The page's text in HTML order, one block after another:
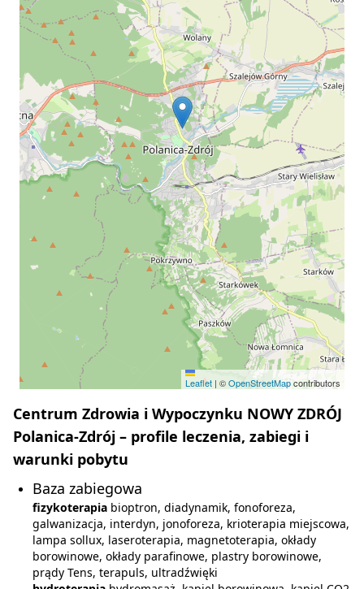
Leaflet | ©OpenStreetMapcontributors
Centrum Zdrowia i Wypoczynku NOWY ZDRÓJ
Polanica-Zdrój – profile leczenia, zabiegi i
warunki pobytu
Baza zabiegowa
fizykoterapia bioptron, diadynamik, fonoforeza,
galwanizacja, interdyn, jonoforeza, krioterapia miejscowa,
lampa sollux, laseroterapia, magnetoterapia, okłady
borowinowe, okłady parafinowe, plastry borowinowe,
prądy Tens, terapuls, ultradźwięki